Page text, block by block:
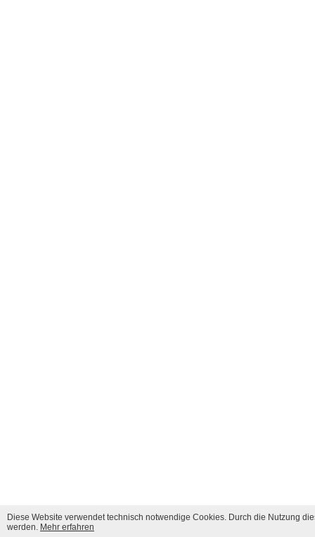
Diese Website verwendet technisch notwendige Cookies. Durch die Nutzung
werden. Mehr erfahren